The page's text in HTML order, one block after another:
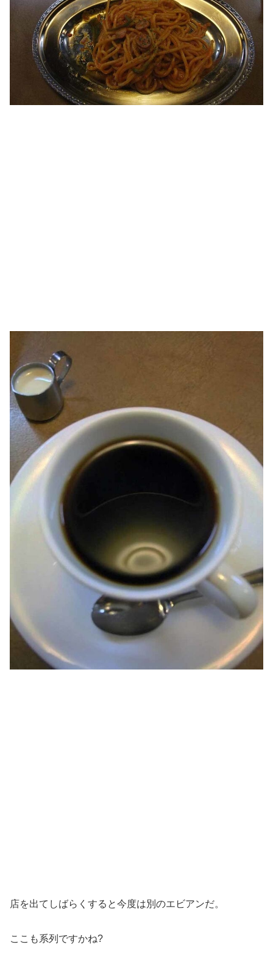
店を出てしばらくすると今度は別のエビアンだ。
ここも系列ですかね?